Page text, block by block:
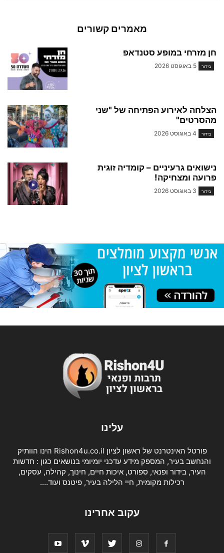
מאמרים קשורים
חן מזרחי במופע סטנדאפ
בידור 5 באוגוסט 2026
הצלחה לאירוע הפתיחה של "שני
מהסרטים"
בידור 4 באוגוסט 2026
נישואים גרעיניים – קומדיה זוגית
פרועה ומצחיקה!
בידור 3 באוגוסט 2026
עלינו
פורטל האינטרנט של ראשון לציון Rishon4u.co.il הינו הוותיק
והנחשב בעיר, המספק מידע עדכני יומיומי בנושאים כגון : חדשות
העיר, בידור ופנאי, ספורט, איכות חיים, חינוך, קהילה, עסקים,
רכילות מקומית, חיי הלילה בעיר, פיטנס ועוד….
עקוב אחרינו